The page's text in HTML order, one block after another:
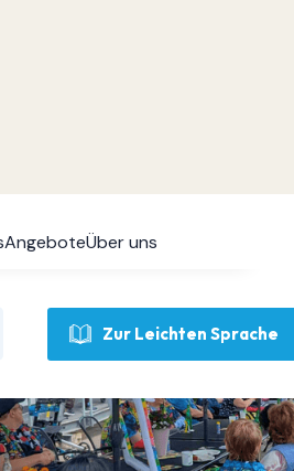
AngeboteÜber uns
Zur Leichten Sprache